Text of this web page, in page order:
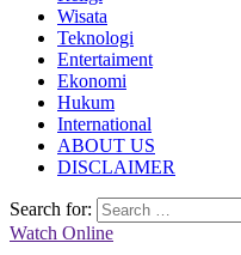
Wisata
Teknologi
Entertaiment
Ekonomi
Hukum
International
ABOUT US
DISCLAIMER
Search for:
Watch Online